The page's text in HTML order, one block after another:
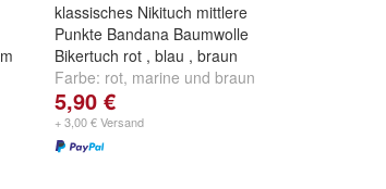
klassisches Nikituch mittlere
Punkte Bandana Baumwolle
Bikertuch rot , blau , braun
Farbe: rot, marine und braun
5,90 €
+ 3,00 € Versand